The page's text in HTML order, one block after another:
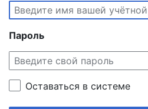
Пароль
Оставаться в системе